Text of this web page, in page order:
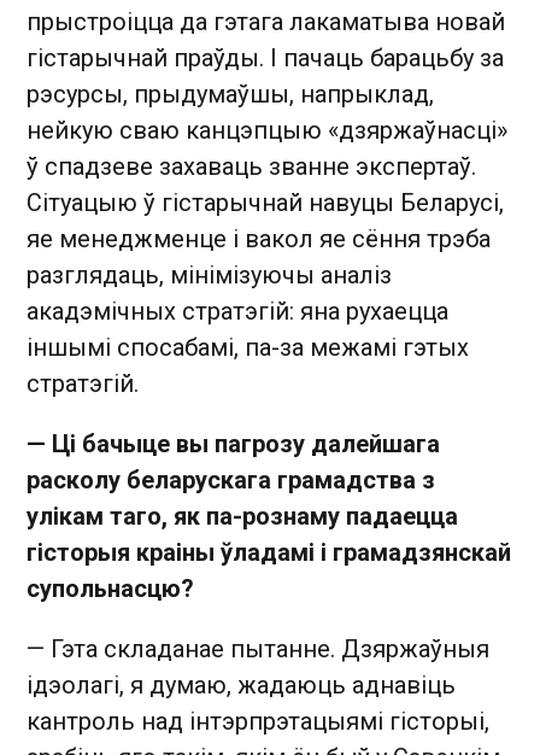
прыстроіцца да гэтага лакаматыва новай
гістарычнай праўды. І пачаць барацьбу за
рэсурсы, прыдумаўшы, напрыклад,
нейкую сваю канцэпцыю «дзяржаўнасці»
ў спадзеве захаваць званне экспертаў.
Сітуацыю ў гістарычнай навуцы Беларусі,
яе менеджменце і вакол яе сёння трэба
разглядаць, мінімізуючы аналіз
акадэмічных стратэгій: яна рухаецца
іншымі спосабамі, па-за межамі гэтых
стратэгій.
— Ці бачыце вы пагрозу далейшага
расколу беларускага грамадства з
улікам таго, як па-рознаму падаецца
гісторыя краіны ўладамі і грамадзянскай
супольнасцю?
— Гэта складанае пытанне. Дзяржаўныя
ідэолагі, я думаю, жадаюць аднавіць
кантроль над інтэрпрэтацыямі гісторыі,